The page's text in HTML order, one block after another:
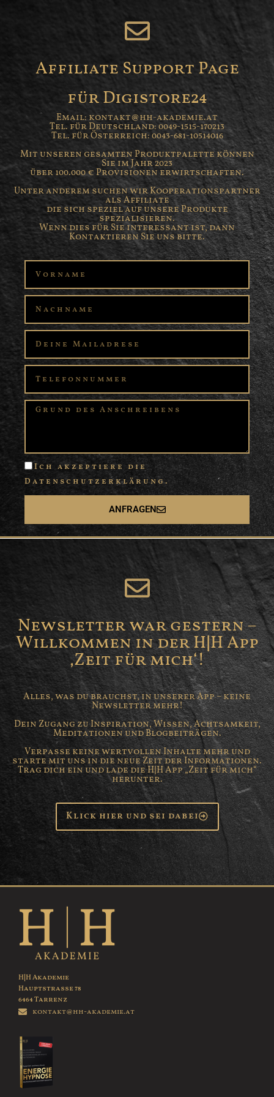
Affiliate Support Page
für Digistore24
Email: kontakt@hh-akademie.at
Tel. für Deutschland: 0049-1515-170213
Tel. für Österreich: 0043-681-10514016
Mit unseren gesamten Produktpalette können
Sie im Jahr 2023
über 100.000 € Provisionen erwirtschaften.
Unter anderem suchen wir Kooperationspartner
als Affiliate
die sich speziel auf unsere Produkte
spezialisieren.
Wenn dies für Sie interessant ist, dann
Kontaktieren Sie uns bitte.
Ich akzeptiere die
Datenschutzerklärung.
ANFRAGEN
Newsletter war gestern –
Willkommen in der H|H App
‚Zeit für mich‘!
Alles, was du brauchst, in unserer App – keine
Newsletter mehr!
Dein Zugang zu Inspiration, Wissen, Achtsamkeit,
Meditationen und Blogbeiträgen.
Verpasse keine wertvollen Inhalte mehr und
starte mit uns in die neue Zeit der Informationen.
Trag dich ein und lade die H|H App „Zeit für mich“
herunter.
Klick hier und sei dabei
H|H Akademie
Hauptstrasse 78
6464 Tarrenz
kontakt@hh-akademie.at